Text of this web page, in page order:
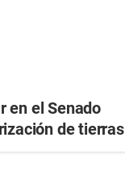
en el Senado
de tierras